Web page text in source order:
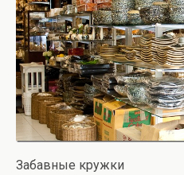
Забавные кружки